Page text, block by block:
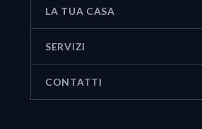
LA TUA CASA
SERVIZI
CONTATTI